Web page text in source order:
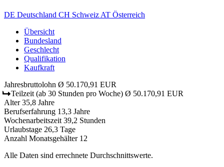
DE Deutschland CH Schweiz AT Österreich
Übersicht
Bundesland
Geschlecht
Qualifikation
Kaufkraft
Jahresbruttolohn Ø 50.170,91 EUR
Teilzeit (ab 30 Stunden pro Woche) Ø 50.170,91 EUR
Alter 35,8 Jahre
Berufserfahrung 13,3 Jahre
Wochenarbeitszeit 39,2 Stunden
Urlaubstage 26,3 Tage
Anzahl Monatsgehälter 12
Alle Daten sind errechnete Durchschnittswerte.